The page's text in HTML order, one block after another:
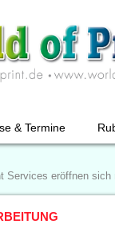
& Termine
Services eröffnen